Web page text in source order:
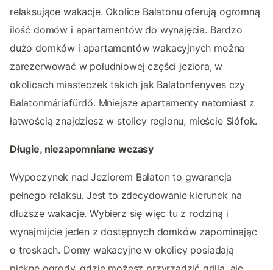
relaksujące wakacje. Okolice Balatonu oferują ogromną
ilość domów i apartamentów do wynajęcia. Bardzo
dużo domków i apartamentów wakacyjnych można
zarezerwować w południowej części jeziora, w
okolicach miasteczek takich jak Balatonfenyves czy
Balatonmáriafürdő. Mniejsze apartamenty natomiast z
łatwością znajdziesz w stolicy regionu, mieście Siófok.
Długie, niezapomniane wczasy
Wypoczynek nad Jeziorem Balaton to gwarancja
pełnego relaksu. Jest to zdecydowanie kierunek na
dłuższe wakacje. Wybierz się więc tu z rodziną i
wynajmijcie jeden z dostępnych domków zapominając
o troskach. Domy wakacyjne w okolicy posiadają